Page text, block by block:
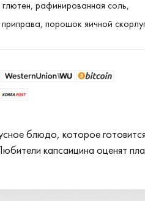
глютен, рафинированная соль,
приправа, порошок яичной
бульонного экстракта,
зеленого чая, витамин B2.
соль, сахар, глюкоза,
порошок со вкусом
чеснока, порошок соевого
для жарки, порошок
блюдо, которое
капсаицина оценят